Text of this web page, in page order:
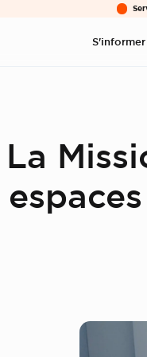
S'informer
La